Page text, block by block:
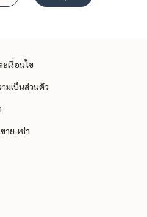
เงื่อนไข
มเป็นส่วนตัว
าย-เช่า